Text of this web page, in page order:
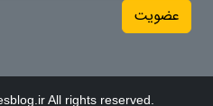
عضویت
All rights reserved.